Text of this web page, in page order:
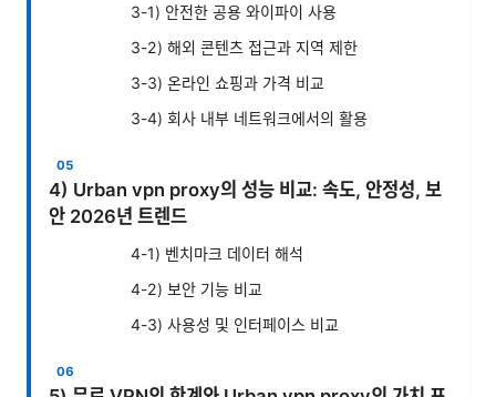
3-1) 안전한 공용 와이파이 사용
3-2) 해외 콘텐츠 접근과 지역 제한
3-3) 온라인 쇼핑과 가격 비교
3-4) 회사 내부 네트워크에서의 활용
4) Urban vpn proxy의 성능 비교: 속도, 안정성, 보
안 2026년 트렌드
4-1) 벤치마크 데이터 해석
4-2) 보안 기능 비교
4-3) 사용성 및 인터페이스 비교